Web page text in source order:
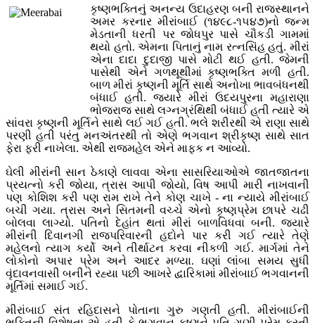
કૃષ્ણભક્તિનું અનન્ય ઉદાહરણ બની રાજસ્થાનને
અમર કરનાર મીરાંબાઈ (૧૪૯૮-૧૫૪૭)નો જન્મ
મેડતાની ધરતી પર જોધપુર પાસે ચૌકડી ગામમાં
થયો હતો. એમના પિતાનું નામ રત્નસિંહ હતું. મીરાં
એના દાદા દુદાજી પાસે મોટી થઈ હતી. જેમની
પાસેથી એને ગળથૂથીમાં કૃષ્ણભક્તિ મળી હતી.
બાળ મીરાં કૃષ્ણની મૂર્તિ સાથે અનોખા ભાવબંધનથી
બંધાઈ હતી. જ્યારે મીરાં ઉદયપુરના મહારાણા
ભોજરાજ સાથે લગ્નગ્રંથિથી બંધાઈ હતી ત્યારે એ
સાંવરા કૃષ્ણની મૂર્તિને સાથે લઈ ગઈ હતી. ભલે શરીરથી એ રાણા સાથે
પરણી હતી પરંતુ મનઅંતરથી તો એણે ભગવાન શ્રીકૃષ્ણ સાથે સાત
ફેરા ફરી નાખેલા. એથી રાજમહેલ એને માફક ન આવ્યો.
ઘેલી મીરાંની સાન ઠેકાણે લાવવા એના સાસરિયાઓએ જાતજાતના
પ્રયત્નો કરી જોયા, ત્રાસ આપી જોયો, વિષ આપી મારી નાખવાની
પણ કોશિશ કરી પણ રામ રાખે તેને કોણ ચાખે - ના ન્યાયે મીરાંબાઈ
બચી ગયા. ત્રાસ અને સિતમની વચ્ચે એનો કૃષ્ણપ્રેમ છાપરે ચઢી
બોલવા લાગ્યો. પતિનો દેહાંત થતાં મીરાં બાળવિધવા બની. જ્યારે
મીરાંની દિવાનગી રાજપરિવારની હદોને પાર કરી ગઈ ત્યારે તેણે
મહેલનો ત્યાગ કર્યો અને તીર્થાટન કરવા નીકળી ગઈ. માર્ગમાં તેને
લોકોનો અપાર પ્રેમ અને આદર મળ્યા. ઘણાં લાંબા સમય સુધી
વૃંદાવનવાસી બનીને રહ્યા પછી આખરે દ્વારિકામાં મીરાંબાઈ ભગવાનની
મૂર્તિમાં સમાઈ ગઈ.
મીરાંબાઈ સંત રહિદાસને પોતાના ગુરુ ગણતી હતી. મીરાંબાઈની